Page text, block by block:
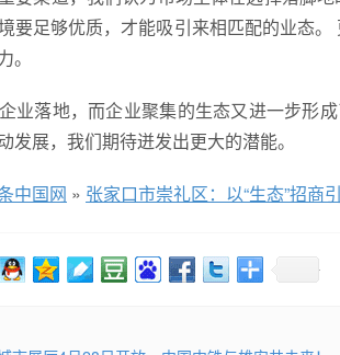
要足够优质，才能吸引来相匹配的业态
。
业落地，而企业聚集的生态又进一步形
发展，我们期待迸发出更大的潜能。
中国网 » 张家口市崇礼区：以“生态”招商